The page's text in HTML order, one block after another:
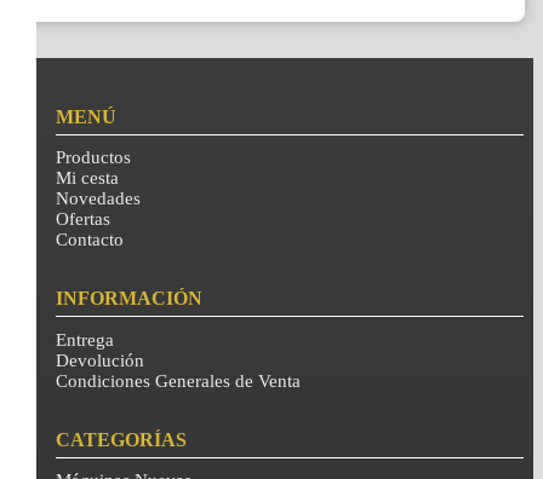
MENÚ
Productos
Mi cesta
Novedades
Ofertas
Contacto
INFORMACIÓN
Entrega
Devolución
Condiciones Generales de Venta
CATEGORÍAS